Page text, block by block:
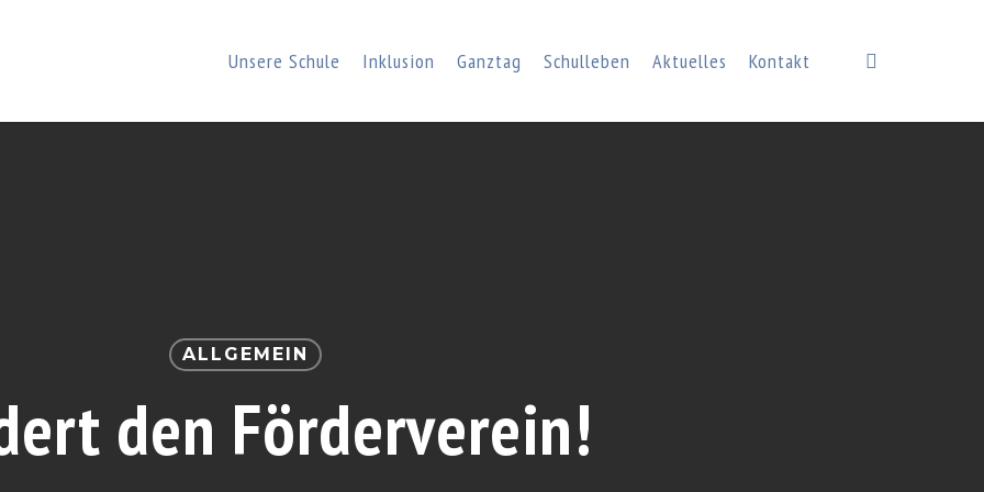
Unsere Schule Inklusion Ganztag Schulleben Aktuelles Kontakt
ALLGEMEIN
den Förderverein!